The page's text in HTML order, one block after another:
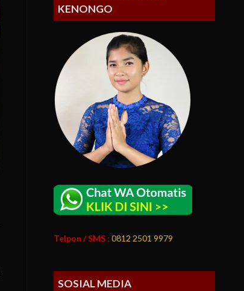
KENONGO
Telpon / SMS : 0812 2501 9979
SOSIAL MEDIA